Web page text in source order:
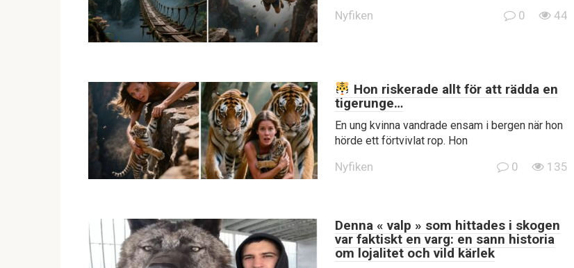
Nyfiken 0 44
Hon riskerade allt för att rädda en
tigerunge…
En ung kvinna vandrade ensam i bergen när hon
hörde ett förtvivlat rop. Hon
Nyfiken 0 135
Denna « valp » som hittades i skogen
var faktiskt en varg: en sann historia
om lojalitet och vild kärlek